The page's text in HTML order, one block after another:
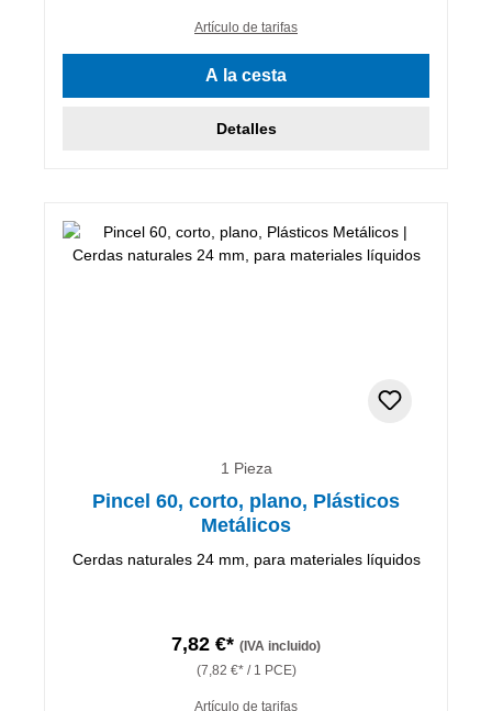
Artículo de tarifas
A la cesta
Detalles
1 Pieza
Pincel 60, corto, plano, Plásticos
Metálicos
Cerdas naturales 24 mm, para materiales líquidos
7,82 €* (IVA incluido)
(7,82 €* / 1 PCE)
Artículo de tarifas